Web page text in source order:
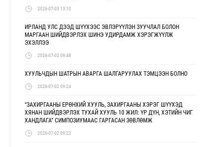
2026-07-03 13:10
ИРЛАНД УЛС ДЭЭД ШҮҮХЭЭС ЭВЛЭРҮҮЛЭН ЗУУЧЛАЛ БОЛОН
МАРГААН ШИЙДВЭРЛЭХ ШИНЭ УДИРДАМЖ ХЭРЭГЖҮҮЛЖ
ЭХЭЛЛЭЭ
2026-07-02 09:48
ХУУЛЬЧДЫН ШАТРЫН АВАРГА ШАЛГАРУУЛАХ ТЭМЦЭЭН БОЛНО
2026-07-02 09:24
“ЗАХИРГААНЫ ЕРӨНХИЙ ХУУЛЬ, ЗАХИРГААНЫ ХЭРЭГ ШҮҮХЭД
ХЯНАН ШИЙДВЭРЛЭХ ТУХАЙ ХУУЛЬ 10 ЖИЛ: ҮР ДҮН, ХЭТИЙН ЧИГ
ХАНДЛАГА” СИМПОЗИУМААС ГАРГАСАН ЗӨВЛӨМЖ
2026-07-02 09:22